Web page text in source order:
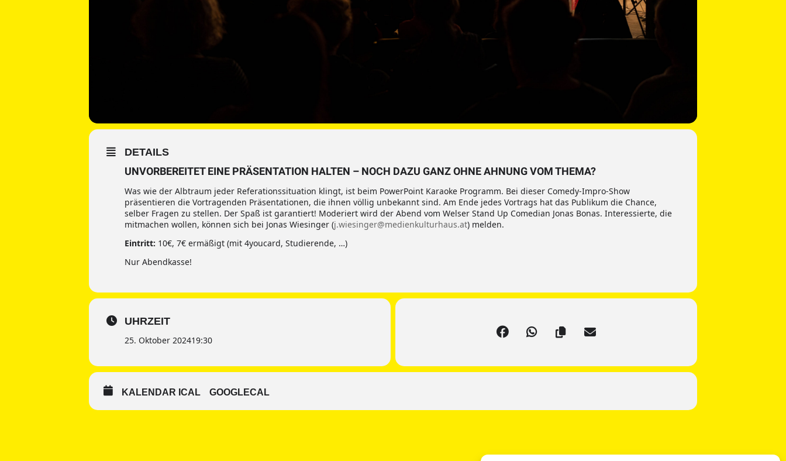
DETAILS
UNVORBEREITET EINE PRÄSENTATION HALTEN – NOCH DAZU GANZ OHNE AHNUNG VOM THEMA?
Was wie der Albtraum jeder Referationssituation klingt, ist beim PowerPoint Karaoke Programm. Bei dieser Comedy-Impro-Show
präsentieren die Vortragenden Präsentationen, die ihnen völlig unbekannt sind. Am Ende jedes Vortrags hat das Publikum die Chance,
selber Fragen zu stellen. Der Spaß ist garantiert! Moderiert wird der Abend vom Welser Stand Up Comedian Jonas Bonas. Interessierte, die
mitmachen wollen, können sich bei Jonas Wiesinger (j.wiesinger@medienkulturhaus.at) melden.
Eintritt: 10€, 7€ ermäßigt (mit 4youcard, Studierende, …)
Nur Abendkasse!
UHRZEIT
25. Oktober 202419:30
KALENDAR ICAL GOOGLECAL